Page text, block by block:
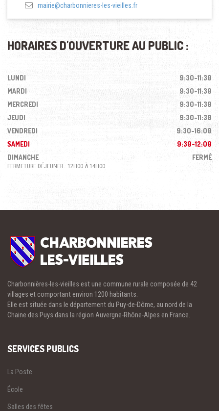
mairie@charbonnieres-les-vieilles.fr
HORAIRES D'OUVERTURE AU PUBLIC :
LUNDI
9:30-11:30
MARDI
9:30-11:30
MERCREDI
9:30-11:30
JEUDI
9:30-11:30
VENDREDI
9:30-16:00
SAMEDI
9:30-12:00
DIMANCHE
FERMÉ
FERMETURE DÉJEUNER : 12H00 À 14H00
Charbonnières-les-vieilles est une commune rurale composée de 42
villages et comportant environ 1200 habitants.
Elle est située dans le département du Puy-de-Dôme, au nord de la
Chaine des Puys dans la région Auvergne-Rhône-Alpes en France.
SERVICES PUBLICS
La Poste
École
Salles des fêtes